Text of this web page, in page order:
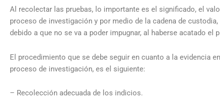
Al recolectar las pruebas, lo importante es el significado, el
proceso de investigación y por medio de la cadena de
debido a que no se va a poder impugnar, al haberse acatado el
El procedimiento que se debe seguir en cuanto a la evidencia
proceso de investigación, es el siguiente:
– Recolección adecuada de los indicios.